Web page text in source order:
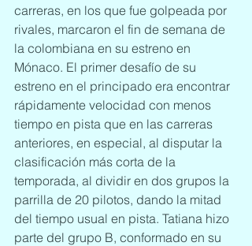
carreras, en los que fue golpeada por
rivales, marcaron el fin de semana de
la colombiana en su estreno en
Mónaco. El primer desafío de su
estreno en el principado era encontrar
rápidamente velocidad con menos
tiempo en pista que en las carreras
anteriores, en especial, al disputar la
clasificación más corta de la
temporada, al dividir en dos grupos la
parrilla de 20 pilotos, dando la mitad
del tiempo usual en pista. Tatiana hizo
parte del grupo B, conformado en su